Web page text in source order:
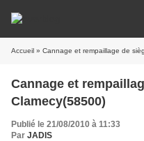
Accueil » Cannage et rempaillage de
Cannage et
Clamecy(58500)
Publié le 21/08/2010 à 11:33
Par JADIS